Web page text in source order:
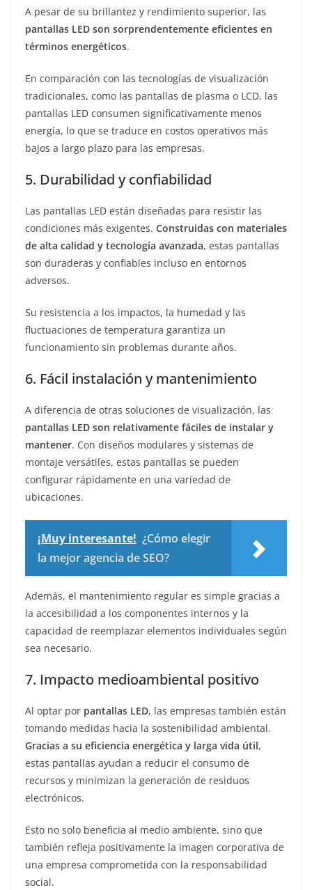
A pesar de su brillantez y rendimiento superior, las
pantallas LED son sorprendentemente eficientes en
términos energéticos.
En comparación con las tecnologías de visualización
tradicionales, como las pantallas de plasma o LCD, las
pantallas LED consumen significativamente menos
energía, lo que se traduce en costos operativos más
bajos a largo plazo para las empresas.
5. Durabilidad y confiabilidad
Las pantallas LED están diseñadas para resistir las
condiciones más exigentes. Construidas con materiales
de alta calidad y tecnología avanzada, estas pantallas
son duraderas y confiables incluso en entornos
adversos.
Su resistencia a los impactos, la humedad y las
fluctuaciones de temperatura garantiza un
funcionamiento sin problemas durante años.
6. Fácil instalación y mantenimiento
A diferencia de otras soluciones de visualización, las
pantallas LED son relativamente fáciles de instalar y
mantener. Con diseños modulares y sistemas de
montaje versátiles, estas pantallas se pueden
configurar rápidamente en una variedad de
ubicaciones.
¡Muy interesante! ¿Cómo elegir
la mejor agencia de SEO?
Además, el mantenimiento regular es simple gracias a
la accesibilidad a los componentes internos y la
capacidad de reemplazar elementos individuales según
sea necesario.
7. Impacto medioambiental positivo
Al optar por pantallas LED, las empresas también están
tomando medidas hacia la sostenibilidad ambiental.
Gracias a su eficiencia energética y larga vida útil,
estas pantallas ayudan a reducir el consumo de
recursos y minimizan la generación de residuos
electrónicos.
Esto no solo beneficia al medio ambiente, sino que
también refleja positivamente la imagen corporativa de
una empresa comprometida con la responsabilidad
social.